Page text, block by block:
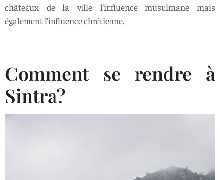
châteaux de la ville l’influence musulmane mais
également l’influence chrétienne.
Comment se rendre à
Sintra?